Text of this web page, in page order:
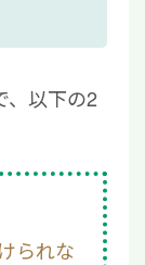
、以下の2
られな